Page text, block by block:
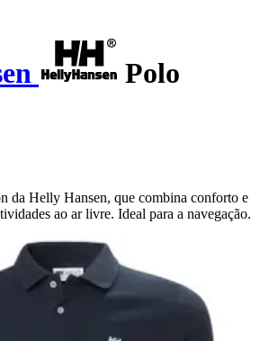
Polo
da Helly Hansen, que combina conforto e
ao ar livre. Ideal para a navegação.